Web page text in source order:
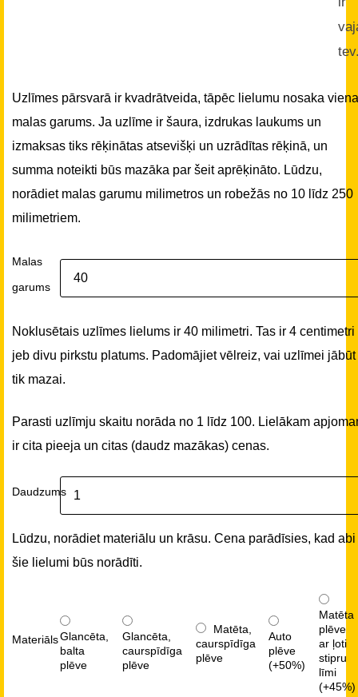
Uzlīmes pārsvarā ir kvadrātveida, tāpēc lielumu nosaka
malas garums. Ja uzlīme ir šaura, izdrukas laukums un
izmaksas tiks rēķinātas atsevišķi un uzrādītas rēķinā, un
summa noteikti būs mazāka par šeit aprēķināto. Lūdzu,
norādiet malas garumu milimetros un robežās no 10 līdz 250
milimetriem.
Malas
garums
Noklusētais uzlīmes lielums ir 40 milimetri. Tas ir 4 centimetri
jeb divu pirkstu platums. Padomājiet vēlreiz, vai uzlīmei jābūt
tik mazai.
Parasti uzlīmju skaitu norāda no 1 līdz 100. Lielākam
ir cita pieeja un citas (daudz mazākas) cenas.
Daudzums
Lūdzu, norādiet materiālu un krāsu. Cena parādīsies, kad abi
šie lielumi būs norādīti.
MateriālsGlancēta,
balta
plēve
Glancēta,
caurspīdīga
plēve
Matēta,
caurspīdīga
plēve
Auto
plēve
(+50%)
Matēta
plēve
ar ļoti
stipru
līmi
(+45%)